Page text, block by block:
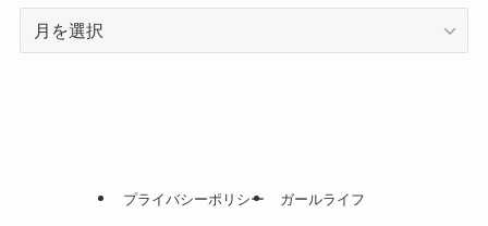
プライバシーポリシー ガールライフ